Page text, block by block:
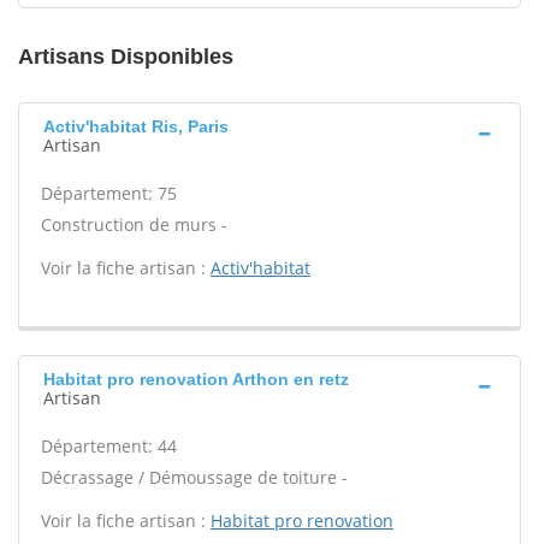
Artisans Disponibles
Activ'habitat Ris, Paris
Artisan
Département: 75
Construction de murs -
Voir la fiche artisan : Activ'habitat
Habitat pro renovation Arthon en retz
Artisan
Département: 44
Décrassage / Démoussage de toiture -
Voir la fiche artisan : Habitat pro renovation